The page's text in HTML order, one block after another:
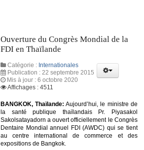
Ouverture du Congrès Mondial de la
FDI en Thaïlande
Catégorie : Internationales
Publication : 22 septembre 2015
Mis à jour : 6 octobre 2020
Affichages : 4511
BANGKOK, Thaïlande: Aujourd’hui, le ministre de
la santé publique thaïlandais Pr. Piyasakol
Sakolsatayadorn a ouvert officiellement le Congrès
Dentaire Mondial annuel FDI (AWDC) qui se tient
au centre international de commerce et des
expositions de Bangkok.